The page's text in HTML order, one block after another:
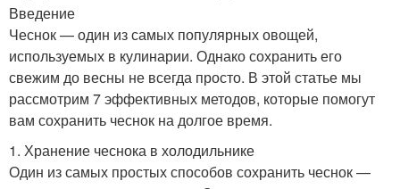
Введение
Чеснок — один из самых популярных овощей,
используемых в кулинарии. Однако сохранить его
свежим до весны не всегда просто. В этой статье мы
рассмотрим 7 эффективных методов, которые помогут
вам сохранить чеснок на долгое время.
1. Хранение чеснока в холодильнике
Один из самых простых способов сохранить чеснок —